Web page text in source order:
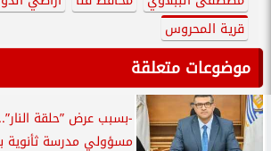
قرية المحروس
موضوعات متعلقة
-بسبب عرض ”حلقة
مسؤولي مدرسة ثأنوية